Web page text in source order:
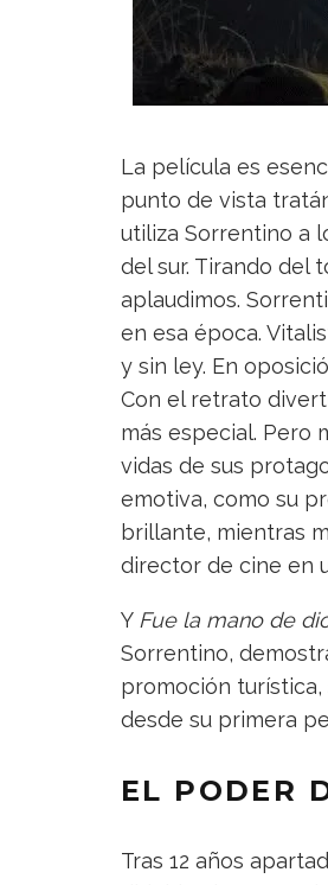
La película es
punto de vista
utiliza Sorrentino a
del sur. Tirando del
aplaudimos.
en esa época.
y sin ley. En
Con el retrato
más especial. Pero
vidas de sus
emotiva, como su
brillante, mientras
director de cine en
Y Fue la mano de
Sorrentino,
promoción
desde su primera
EL PODER
Tras 12 años